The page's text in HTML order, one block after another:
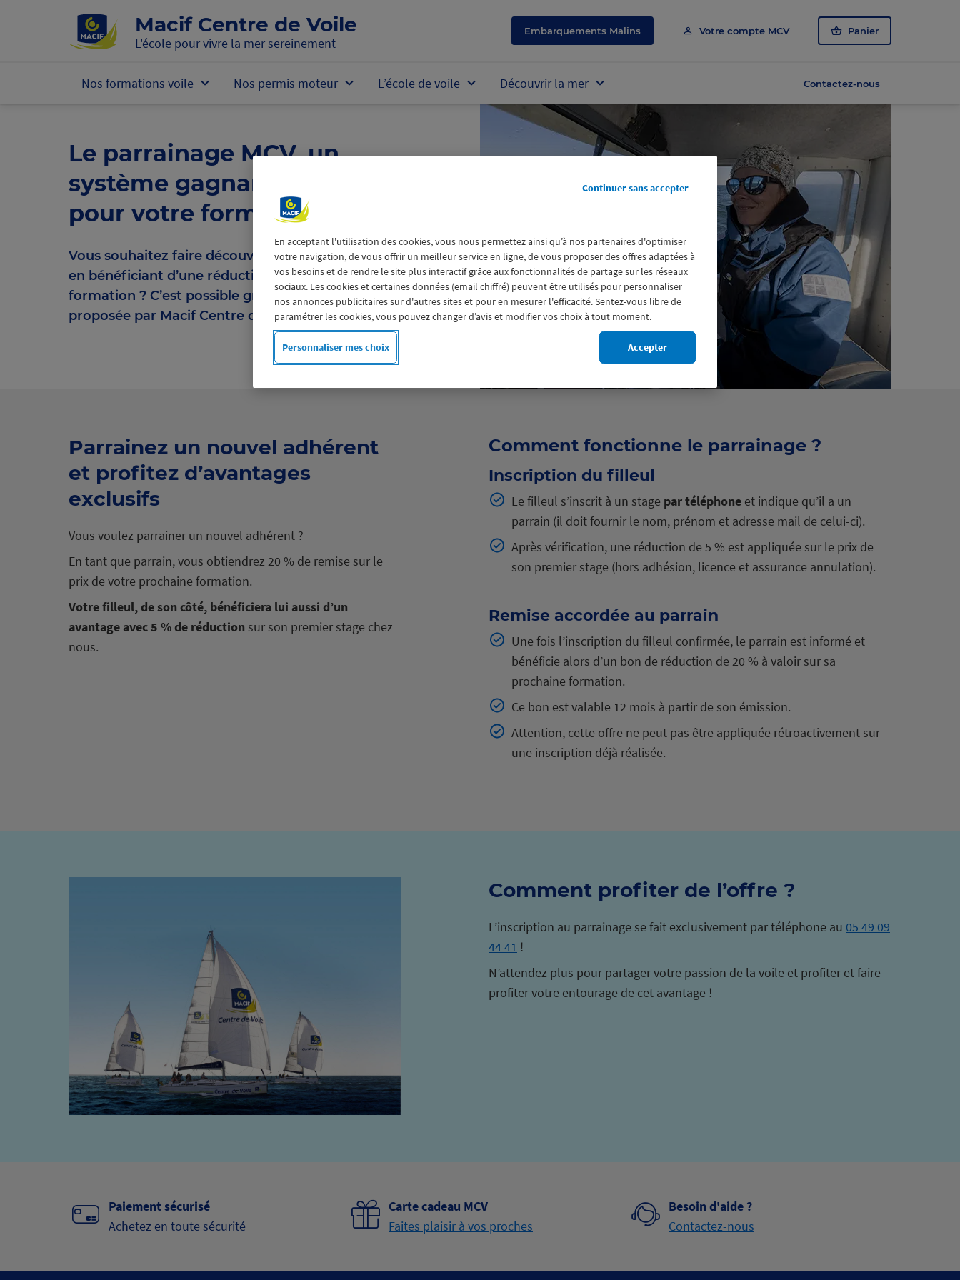
Accéder au contenu principalMacif Centre de Voile
L'école pour vivre la mer sereinement
Embarquements Malins Votre compte MCV Panier
Nos formations voile Nos permis moteur L’école de voile Découvrir la mer Contactez-nous
Le parrainage MCV, un
système gagnant-gagnant
pour votre formation voile
Vous souhaitez faire découvrir la voile à un proche tout
en bénéficiant d’une réduction sur votre prochaine
formation ? C’est possible grâce à l’offre de parrainage
proposée par Macif Centre de Voile !
Parrainez un nouvel adhérent
et profitez d’avantages
exclusifs
Vous voulez parrainer un nouvel adhérent ?
En tant que parrain, vous obtiendrez 20 % de remise sur le
prix de votre prochaine formation.
Votre filleul, de son côté, bénéficiera lui aussi d’un
avantage avec 5 % de réduction sur son premier stage chez
nous.
Comment fonctionne le parrainage ?
Inscription du filleul
Le filleul s’inscrit à un stage par téléphone et indique qu’il a un
parrain (il doit fournir le nom, prénom et adresse mail de celui-ci).
Après vérification, une réduction de 5 % est appliquée sur le prix de
son premier stage (hors adhésion, licence et assurance annulation).
Remise accordée au parrain
Une fois l’inscription du filleul confirmée, le parrain est informé et
bénéficie alors d’un bon de réduction de 20 % à valoir sur sa
prochaine formation.
Ce bon est valable 12 mois à partir de son émission.
Attention, cette offre ne peut pas être appliquée rétroactivement sur
une inscription déjà réalisée.
Comment profiter de l’offre ?
L’inscription au parrainage se fait exclusivement par téléphone au 05 49 09
44 41 !
N’attendez plus pour partager votre passion de la voile et profiter et faire
profiter votre entourage de cet avantage !
Paiement sécurisé
Achetez en toute sécurité
Carte cadeau MCV
Faites plaisir à vos proches
Besoin d'aide ?
Contactez-nous
En acceptant l'utilisation des cookies, vous nous permettez ainsi qu’à nos partenaires d'optimiser
votre navigation, de vous offrir un meilleur service en ligne, de vous proposer des offres adaptées à
vos besoins et de rendre le site plus interactif grâce aux fonctionnalités de partage sur les réseaux
sociaux. Les cookies et certaines données (email chiffré) peuvent être utilisés pour personnaliser
nos annonces publicitaires sur d'autres sites et pour en mesurer l'efficacité. Sentez-vous libre de
paramétrer les cookies, vous pouvez changer d’avis et modifier vos choix à tout moment.
Personnaliser mes choix
Continuer sans accepter
Accepter